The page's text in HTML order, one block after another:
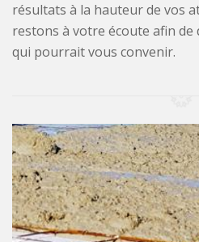
résultats à la hauteur de vos
restons à votre écoute afin de
qui pourrait vous convenir.